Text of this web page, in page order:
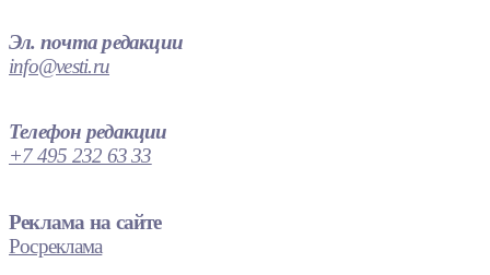
Эл. почта редакции
info@vesti.ru
Телефон редакции
+7 495 232 63 33
Реклама на сайте
Росреклама